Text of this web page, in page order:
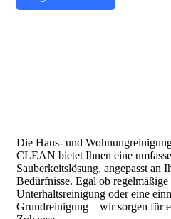
Die Haus- und
CLEAN bietet Ihnen eine
Sauberkeitslösung, angepasst an
Bedürfnisse. Egal ob regelmäßige
Unterhaltsreinigung oder eine
Grundreinigung – wir sorgen für